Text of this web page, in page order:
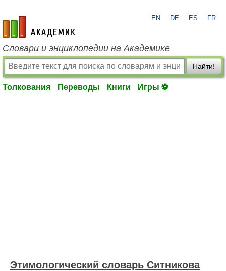
academic.ru
EN DE ES FR
Словари и энциклопедии на Академике
Найти!
Толкования Переводы Книги Игры ⚽
Этимологический словарь Ситникова